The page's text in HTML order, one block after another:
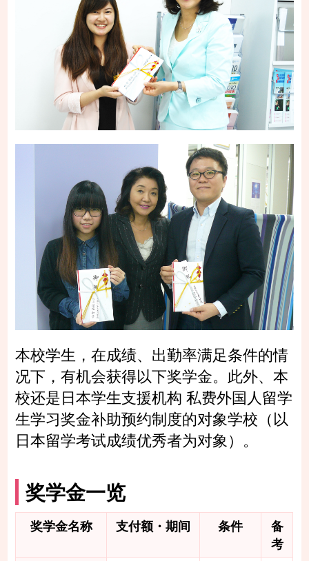
本校学生，在成绩、出勤率满足条件的情
况下，有机会获得以下奖学金。此外、本
校还是日本学生支援机构 私费外国人留学
生学习奖金补助预约制度的对象学校（以
日本留学考试成绩优秀者为对象）。
奖学金一览
奖学金名称 支付额・期间 条件
备
考